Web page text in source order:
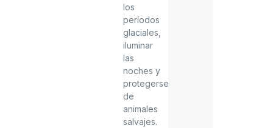
los
períodos
glaciales,
iluminar
las
noches y
protegerse
de
animales
salvajes.